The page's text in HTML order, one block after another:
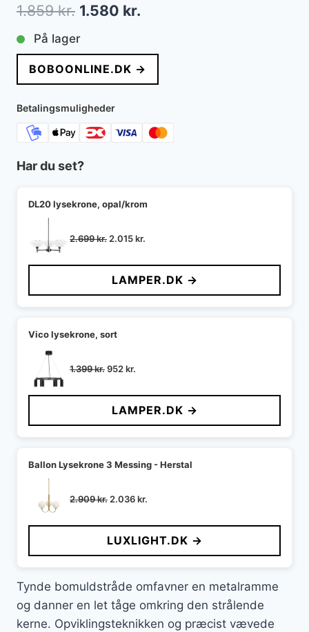
1.859kr. Den
oprindelige
pris
var:
1.859 kr..
1.580 kr.
pris
er:
På lager
BOBOONLINE.DK →
Betalingsmuligheder
Har du set?
DL20 lysekrone, opal/krom
2.699kr. Den
pris
var:
2.699 kr..
2.015kr.
pris
er:
2.015 kr..
LAMPER.DK →
Vico lysekrone, sort
1.399kr.Den
pris
var:
1.399 kr..
952kr.
pris
er:
952 kr..
LAMPER.DK →
Ballon Lysekrone 3 Messing - Herstal
2.909kr. Den
pris
var:
2.909 kr..
2.036kr.
pris
er:
2.036 kr..
LUXLIGHT.DK →
Tynde bomuldstråde omfavner en metalramme
og danner en let tåge omkring den strålende
kerne. Opviklingsteknikken og præcist vævede